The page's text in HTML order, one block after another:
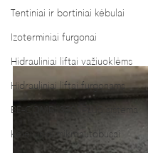
Tentiniai ir bortiniai kėbulai
Izoterminiai furgonai
Hidrauliniai liftai važiuoklėms
Hidrauliniai liftai furgonams
BE-COMBI 3500PLUS sistema
Keleiviniai mikroautobusai